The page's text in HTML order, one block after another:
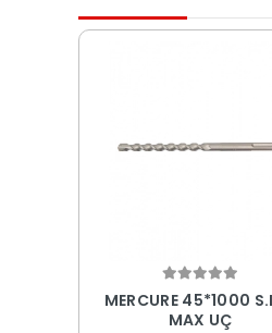
MERCURE 45*1000
MAX UÇ